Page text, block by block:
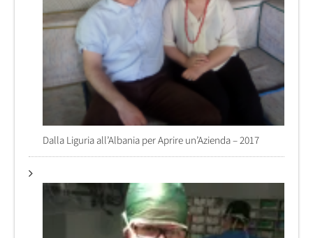
Dalla Liguria all’Albania per Aprire un’Azienda – 2017